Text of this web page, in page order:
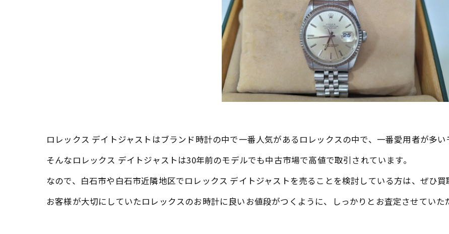
ロレックス デイトジャストはブランド時計の中で一番人気があるロレックスの中で、一番愛用者が多い
そんなロレックス デイトジャストは30年前のモデルでも中古市場で高値で取引されています。
なので、白石市や白石市近隣地区でロレックス デイトジャストを売ることを検討している方は、ぜひ
お客様が大切にしていたロレックスのお時計に良いお値段がつくように、しっかりとお査定させていた